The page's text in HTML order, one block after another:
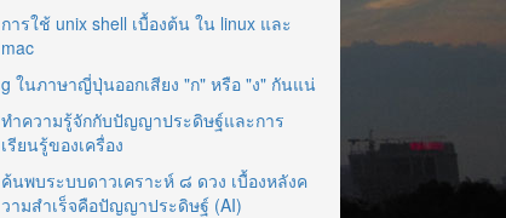
การใช้ unix shell เบื้องต้น ใน linux และ
mac
g ในภาษาญี่ปุ่นออกเสียง "ก" หรือ "ง" กันแน่
ทำความรู้จักกับปัญญาประดิษฐ์และการ
เรียนรู้ของเครื่อง
ค้นพบระบบดาวเคราะห์ ๘ ดวง เบื้องหลังค
วามสำเร็จคือปัญญาประดิษฐ์ (AI)